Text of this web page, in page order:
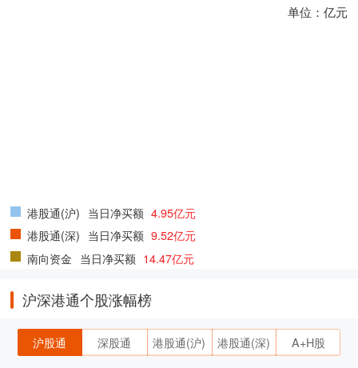
单位：亿元
港股通(沪) 当日净买额 4.95亿元
港股通(深) 当日净买额 9.52亿元
南向资金 当日净买额 14.47亿元
沪深港通个股涨幅榜
沪股通 深股通 港股通(沪) 港股通(深) A+H股